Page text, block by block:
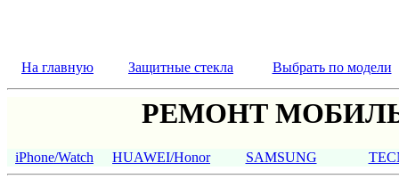
На главную Защитные стекла Выбрать по модели
РЕМОНТ
iPhone/Watch HUAWEI/Honor SAMSUNG